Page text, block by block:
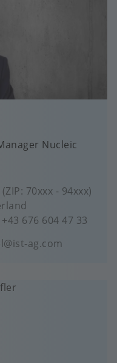
Nucleic
70xxx - 94xxx)
676 604 47 33
ag.com